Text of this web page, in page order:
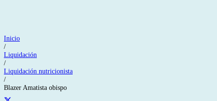
Inicio
/
Liquidación
/
Liquidación nutricionista
/
Blazer Amatista obispo